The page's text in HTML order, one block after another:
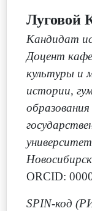
Луговой
Кандидат
Доцент
культуры и
истории,
ORCID:
SPIN-код